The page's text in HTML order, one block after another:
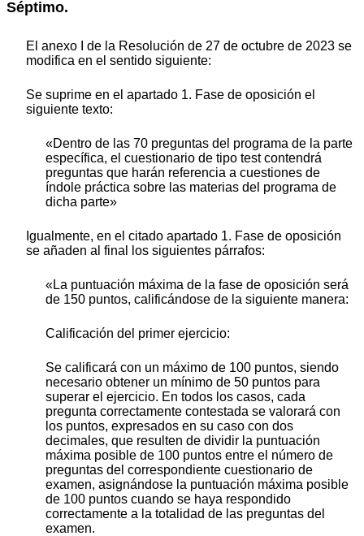
Séptimo.
El anexo I de la Resolución de 27 de octubre de 2023 se
modifica en el sentido siguiente:
Se suprime en el apartado 1. Fase de oposición el
siguiente texto:
«Dentro de las 70 preguntas del programa de la parte
específica, el cuestionario de tipo test contendrá
preguntas que harán referencia a cuestiones de
índole práctica sobre las materias del programa de
dicha parte»
Igualmente, en el citado apartado 1. Fase de oposición
se añaden al final los siguientes párrafos:
«La puntuación máxima de la fase de oposición será
de 150 puntos, calificándose de la siguiente manera:
Calificación del primer ejercicio:
Se calificará con un máximo de 100 puntos, siendo
necesario obtener un mínimo de 50 puntos para
superar el ejercicio. En todos los casos, cada
pregunta correctamente contestada se valorará con
los puntos, expresados en su caso con dos
decimales, que resulten de dividir la puntuación
máxima posible de 100 puntos entre el número de
preguntas del correspondiente cuestionario de
examen, asignándose la puntuación máxima posible
de 100 puntos cuando se haya respondido
correctamente a la totalidad de las preguntas del
examen.